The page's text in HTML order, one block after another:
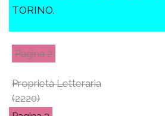
TORINO.
2
Proprietà Letteraria
(2220)